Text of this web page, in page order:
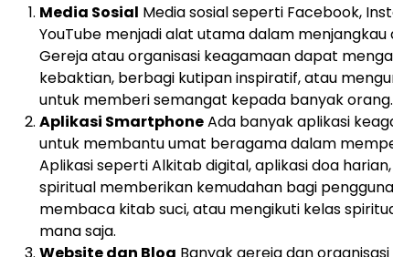
Media Sosial Media sosial seperti Facebook,
YouTube menjadi alat utama dalam menjangkau
Gereja atau organisasi keagamaan dapat
kebaktian, berbagi kutipan inspiratif, atau
untuk memberi semangat kepada banyak orang.
Aplikasi SmartphoneAda banyak aplikasi
untuk membantu umat beragama dalam
Aplikasi seperti Alkitab digital, aplikasi doa
spiritual memberikan kemudahan bagi
membaca kitab suci, atau mengikuti kelas
mana saja.
Website dan Blog Banyak gereja dan